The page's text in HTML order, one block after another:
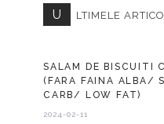
U LTIMELE
SALAM DE BISCUITI
(FARA FAINA ALBA/
CARB/ LOW FAT)
2024-02-11